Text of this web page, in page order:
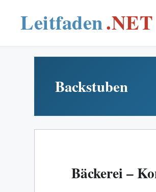
content
Backstuben
Bäckerei –